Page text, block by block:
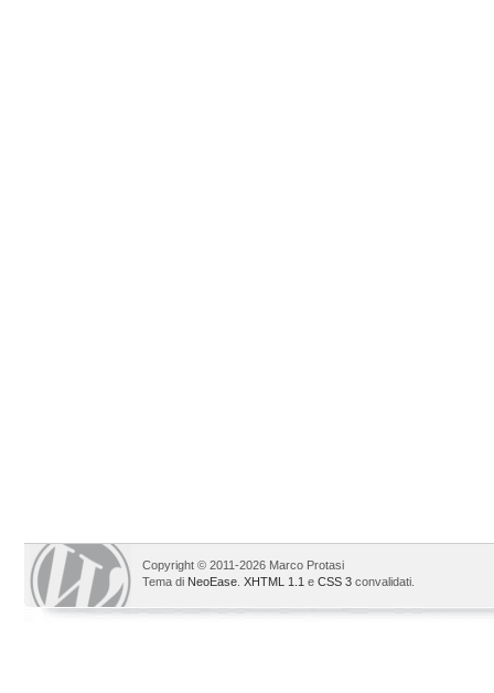
Copyright © 2011-2026 Marco Protasi
Tema di NeoEase XHTML 1.1 e CSS 3 convalidati.